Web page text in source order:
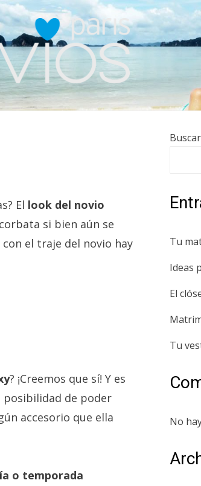
El look del novio
si bien aún se
el traje del novio hay
? ¡Creemos que sí! Y es
posibilidad de poder
accesorio que ella
o temporada
Buscar
Tu
Ideas
El
Tu
No